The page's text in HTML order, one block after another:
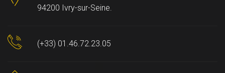
94200 Ivry-sur-Seine.
(+33) 01.46.72.23.05